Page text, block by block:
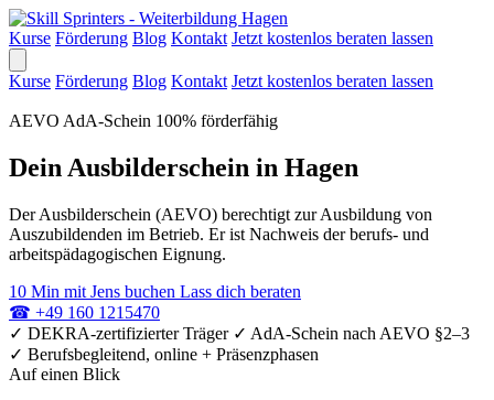
Kurse Förderung Blog Kontakt Jetzt kostenlos beraten lassen
Kurse Förderung Blog Kontakt Jetzt kostenlos beraten lassen
AEVO AdA-Schein 100% förderfähig
Dein Ausbilderschein in Hagen
Der Ausbilderschein (AEVO) berechtigt zur Ausbildung von
Auszubildenden im Betrieb. Er ist Nachweis der berufs- und
arbeitspädagogischen Eignung.
10 Min mit Jens buchen Lass dich beraten
☎ +49 160 1215470
✓ DEKRA-zertifizierter Träger ✓ AdA-Schein nach AEVO §2–3
✓ Berufsbegleitend, online + Präsenzphasen
Auf einen Blick